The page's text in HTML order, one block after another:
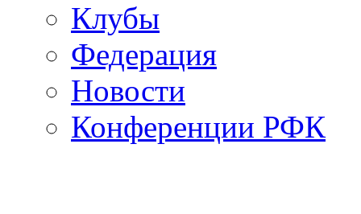
Клубы
Федерация
Новости
Конференции РФК